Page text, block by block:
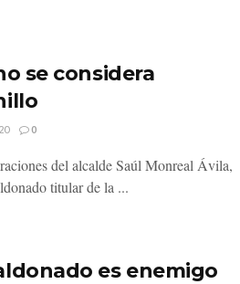
se considera
0
del alcalde Saúl Monreal Ávila,
titular de la ...
es enemigo